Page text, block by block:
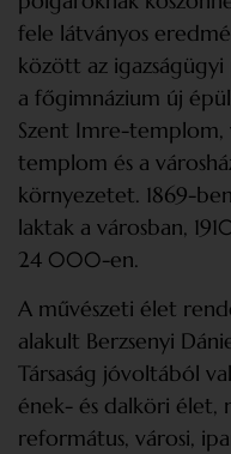
fele látványos
között az
a főgimnázium új
Szent Imre-
templom és a
környezetet. 1869-
laktak a városban,
24 000-en.
A művészeti élet
alakult Berzsenyi
Társaság jóvoltából
ének- és dalköri élet,
református, városi,